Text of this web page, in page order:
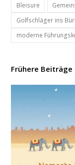
Bleisure
Golfschläger ins
moderne
Frühere Beiträge